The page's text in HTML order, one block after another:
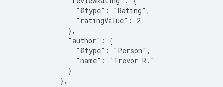
                "@type": "Rating",
                "ratingValue": 2
              },
              "author": {
                "@type": "Person",
                "name": "Trevor R."
              }
            },